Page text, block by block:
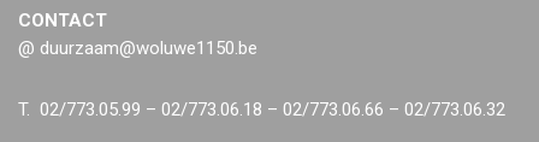
CONTACT
@ duurzaam@woluwe1150.be
T. 02/773.05.99 – 02/773.06.18 – 02/773.06.66 – 02/773.06.32